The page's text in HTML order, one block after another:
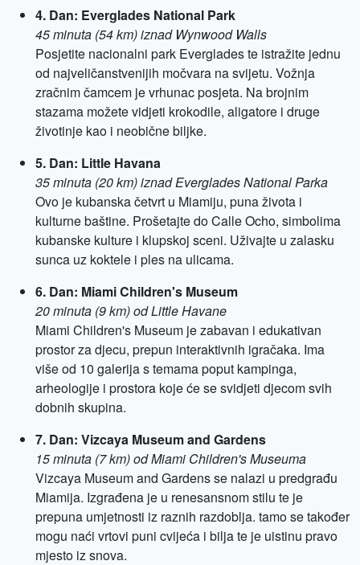
4. Dan: Everglades National Park
45 minuta (54 km) iznad Wynwood Walls
Posjetite nacionalni park Everglades te istražite jednu
od najveličanstvenijih močvara na svijetu. Vožnja
zračnim čamcem je vrhunac posjeta. Na brojnim
stazama možete vidjeti krokodile, aligatore i druge
životinje kao i neobične biljke.
5. Dan: Little Havana
35 minuta (20 km) iznad Everglades National Parka
Ovo je kubanska četvrt u Miamiju, puna života i
kulturne baštine. Prošetajte do Calle Ocho, simbolima
kubanske kulture i klupskoj sceni. Uživajte u zalasku
sunca uz koktele i ples na ulicama.
6. Dan: Miami Children's Museum
20 minuta (9 km) od Little Havane
Miami Children's Museum je zabavan i edukativan
prostor za djecu, prepun interaktivnih igračaka. Ima
više od 10 galerija s temama poput kampinga,
arheologije i prostora koje će se svidjeti djecom svih
dobnih skupina.
7. Dan: Vizcaya Museum and Gardens
15 minuta (7 km) od Miami Children's Museuma
Vizcaya Museum and Gardens se nalazi u predgrađu
Miamija. Izgrađena je u renesansnom stilu te je
prepuna umjetnosti iz raznih razdoblja. tamo se također
mogu naći vrtovi puni cvijeća i bilja te je uistinu pravo
mjesto iz snova.